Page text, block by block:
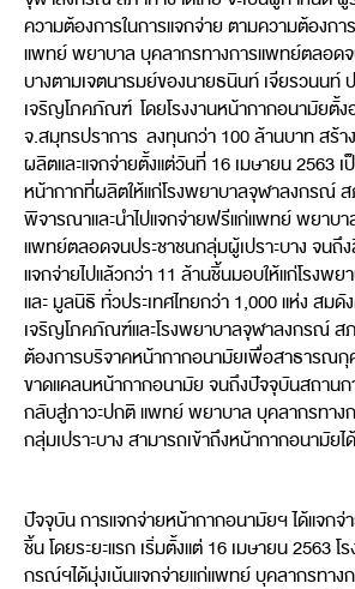
ความต้องการในการแจกจ่าย ตามความต้องกา
แพทย์ พยาบาล บุคลากรทางการแพทย์ตลอดจ
บางตามเจตนารมย์ของนายธนินท์ เจียรวนนท์
เจริญโภคภัณฑ์ โดยโรงงานหน้ากากอนามัยตั้ง
จ.สมุทรปราการ ลงทุนกว่า 100 ล้านบาท สร้า
ผลิตและแจกจ่ายตั้งแต่วันที่ 16 เมษายน 2563
หน้ากากที่ผลิตให้แก่โรงพยาบาลจุฬาลงกรณ์ ส
พิจารณาและนำไปแจกจ่ายฟรีแก่แพทย์ พยาบ
แพทย์ตลอดจนประชาชนกลุ่มผู้เปราะบาง จนถึ
แจกจ่ายไปแล้วกว่า 11 ล้านชิ้นมอบให้แก่โรงพ
และ มูลนิธิ ทั่วประเทศไทยกว่า 1,000 แห่ง สมดั
เจริญโภคภัณฑ์และโรงพยาบาลจุฬาลงกรณ์ ส
ต้องการบริจาคหน้ากากอนามัยเพื่อสาธารณกุ
ขาดแคลนหน้ากากอนามัย จนถึงปัจจุบันสถาน
กลับสู่ภาวะปกติ แพทย์ พยาบาล บุคลากรทาง
กลุ่มเปราะบาง สามารถเข้าถึงหน้ากากอนามัย
ปัจจุบัน การแจกจ่ายหน้ากากอนามัยฯ ได้แจกจ่
ชิ้น โดยระยะแรก เริ่มตั้งแต่ 16 เมษายน 2563
กรณ์ฯได้มุ่งเน้นแจกจ่ายแก่แพทย์ บุคลากรทางก